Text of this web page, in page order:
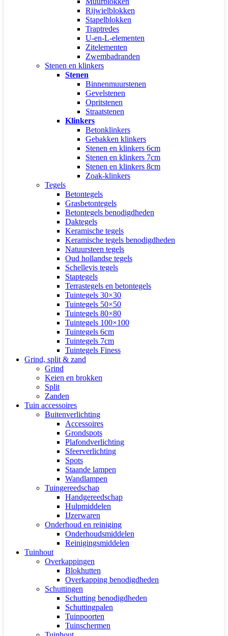
Rijwielblokken
Stapelblokken
Traptredes
U-en-L-elementen
Zitelementen
Zwembadranden
Stenen en klinkers
Stenen
Binnenmuurstenen
Gevelstenen
Opritstenen
Straatstenen
Klinkers
Betonklinkers
Gebakken klinkers
Stenen en klinkers 6cm
Stenen en klinkers 7cm
Stenen en klinkers 8cm
Zoak-klinkers
Tegels
Betontegels
Grasbetontegels
Betontegels benodigdheden
Daktegels
Keramische tegels
Keramische tegels benodigdheden
Natuursteen tegels
Oud hollandse tegels
Schellevis tegels
Staptegels
Terrastegels en betontegels
Tuintegels 30×30
Tuintegels 50×50
Tuintegels 80×80
Tuintegels 100×100
Tuintegels 6cm
Tuintegels 7cm
Tuintegels Finess
Grind, split & zand
Grind
Keien en brokken
Split
Zanden
Tuin accessoires
Buitenverlichting
Accessoires
Grondspots
Plafondverlichting
Sfeerverlichting
Spots
Staande lampen
Wandlampen
Tuingereedschap
Handgereedschap
Hulpmiddelen
IJzerwaren
Onderhoud en reiniging
Onderhoudsmiddelen
Reinigingsmiddelen
Tuinhout
Overkappingen
Blokhutten
Overkapping benodigdheden
Schuttingen
Schutting benodigdheden
Schuttingpalen
Tuinpoorten
Tuinschermen